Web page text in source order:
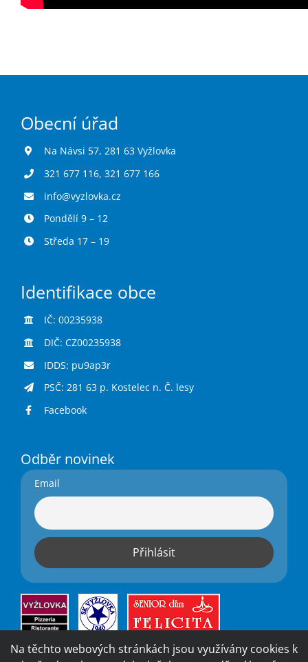
Obecní úřad
Na Návsi 57, 281 63 Vyžlovka
321 677 116, 321 677 166
info@vyzlovka.cz
Pondělí 9 – 12
Středa 17 – 19
Identifikace obce
IČ: 00235938
DIČ: CZ00235938
IDDS: pu9ap3r
PSČ: 281 63 p. Kostelec n. Č. lesy
Facebook
Odběr novinek
Email
Na těchto webových stránkách jsou využívány cookies k